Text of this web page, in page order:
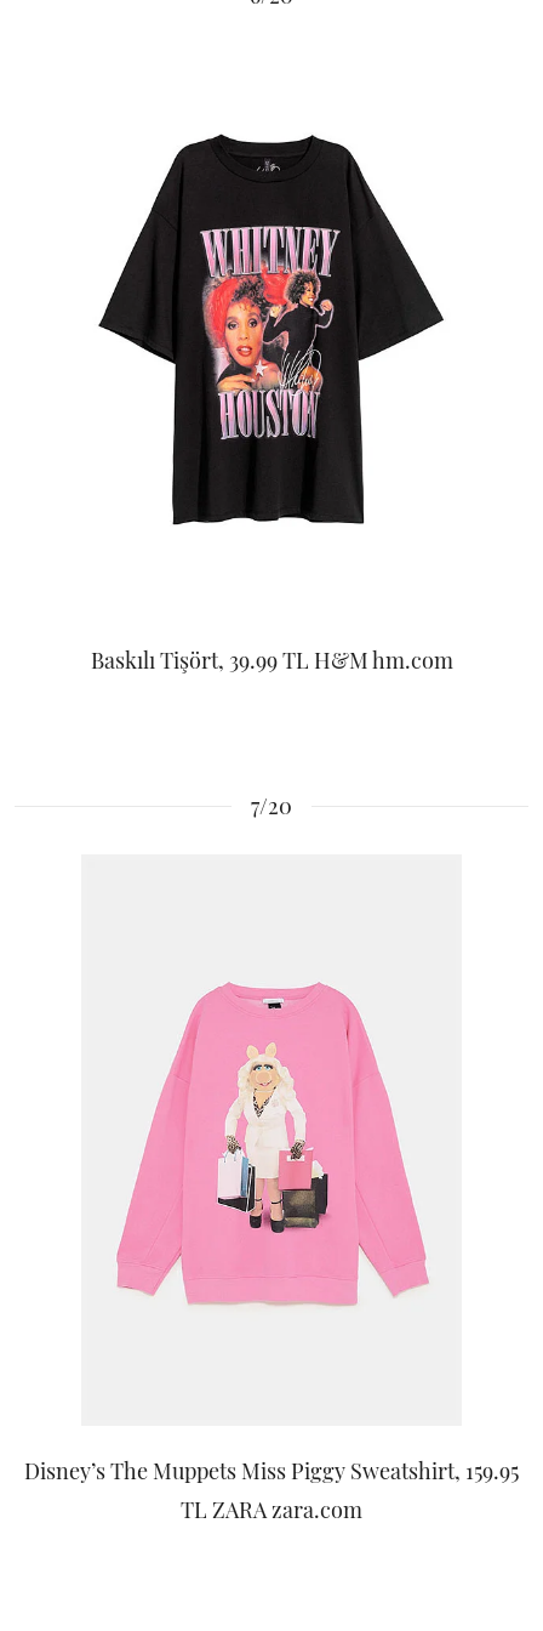
Baskılı Tişört, 39.99 TL H&M hm.com
7/20
Disney’s The Muppets Miss Piggy Sweatshirt, 159.95
TL ZARA zara.com